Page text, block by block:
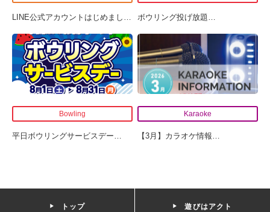
LINE公式アカウントはじめまし ボウリング投げ放題
Bowling
平日ボウリングサービスデー
Karaoke
【3月】カラオケ情報
トップ 遊びはアクト